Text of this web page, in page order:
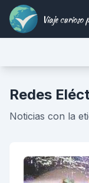
Viaje curioso
Redes
Noticias con la